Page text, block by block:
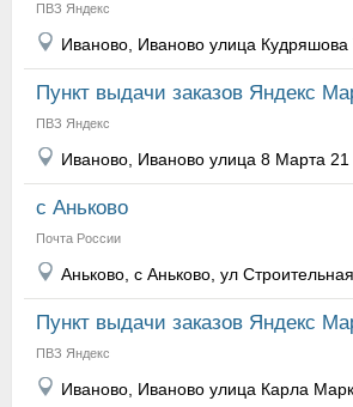
ПВЗ Яндекс
Иваново, Иваново улица Кудряшова
Пункт выдачи заказов Яндекс
ПВЗ Яндекс
Иваново, Иваново улица 8 Марта 21
с Аньково
Почта России
Аньково, с Аньково, ул
Пункт выдачи заказов Яндекс
ПВЗ Яндекс
Иваново, Иваново улица Карла